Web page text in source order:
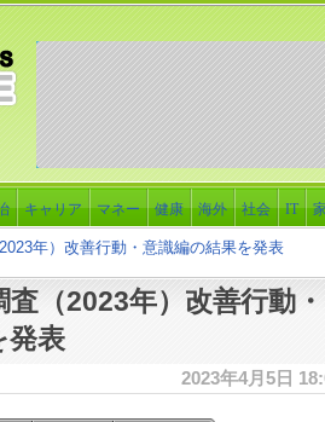
キャリア マネー 健康 海外 社会 IT
年）改善行動・意識編の結果を発表
（2023年）改善行動・
発表
2023年4月5日